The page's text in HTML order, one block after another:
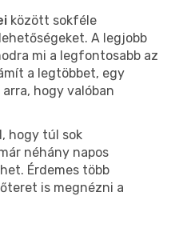
között sokféle
A legjobb
mi a legfontosabb az
a legtöbbet, egy
hogy valóban
hogy túl sok
néhány napos
Érdemes több
is megnézni a